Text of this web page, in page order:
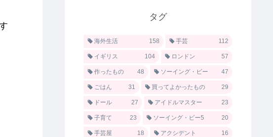
タグ
海外生活 158 手芸 112
イギリス 104 ロンドン 57
作ったもの 48 ソーイング・ビー 47
ごはん 31 買ってよかったもの 29
ドール 27 アイドルマスター 23
子育て 23 ソーイング・ビー5 20
手芸屋 18 アクシデント 16